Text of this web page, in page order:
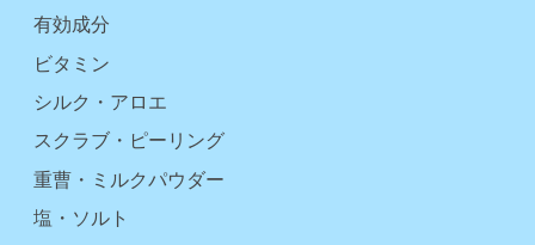
有効成分
ビタミン
シルク・アロエ
スクラブ・ピーリング
重曹・ミルクパウダー
塩・ソルト